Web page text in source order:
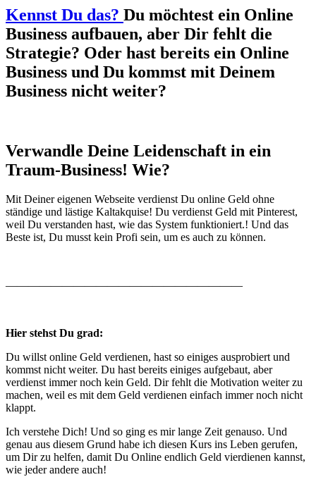
Kennst Du das? Du möchtest ein Online
Business aufbauen, aber Dir fehlt die
Strategie? Oder hast bereits ein Online
Business und Du kommst mit Deinem
Business nicht weiter?
Verwandle Deine Leidenschaft in ein
Traum-Business! Wie?
Mit Deiner eigenen Webseite verdienst Du online Geld ohne
ständige und lästige Kaltakquise! Du verdienst Geld mit Pinterest,
weil Du verstanden hast, wie das System funktioniert.! Und das
Beste ist, Du musst kein Profi sein, um es auch zu können.
—————————————————————
Hier stehst Du grad:
Du willst online Geld verdienen, hast so einiges ausprobiert und
kommst nicht weiter. Du hast bereits einiges aufgebaut, aber
verdienst immer noch kein Geld. Dir fehlt die Motivation weiter zu
machen, weil es mit dem Geld verdienen einfach immer noch nicht
klappt.
Ich verstehe Dich! Und so ging es mir lange Zeit genauso. Und
genau aus diesem Grund habe ich diesen Kurs ins Leben gerufen,
um Dir zu helfen, damit Du Online endlich Geld vierdienen kannst,
wie jeder andere auch!